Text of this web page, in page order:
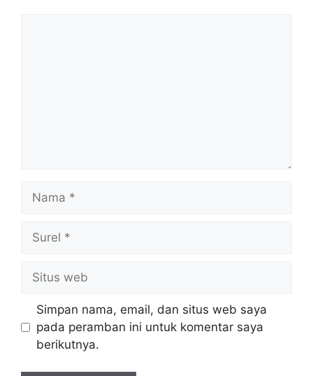
Nama
Surel
Situs
web
Simpan nama, email, dan situs web saya
pada peramban ini untuk komentar saya
berikutnya.